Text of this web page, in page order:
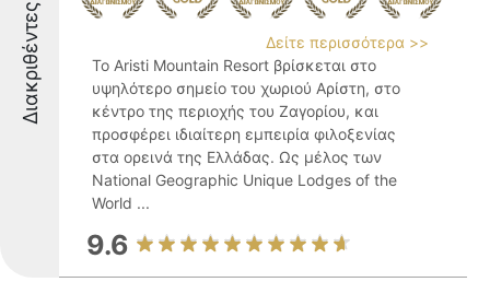
Διακριθέντες
Δείτε περισσότερα >>
Το Aristi Mountain Resort βρίσκεται στο
υψηλότερο σημείο του χωριού Αρίστη, στο
κέντρο της περιοχής του Ζαγορίου, και
προσφέρει ιδιαίτερη εμπειρία φιλοξενίας
στα ορεινά της Ελλάδας. Ως μέλος των
National Geographic Unique Lodges of the
World ...
9.6